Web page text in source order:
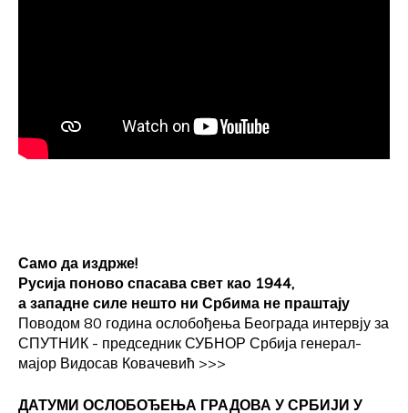
Само да издрже!
Русија поново спасава свет као 1944,
а западне силе нешто ни Србима не праштају
Поводом 80 година ослобођења Београда интервју за
СПУТНИК - председник СУБНОР Србија генерал-
мајор Видосав Ковачевић >>>
ДАТУМИ ОСЛОБОЂЕЊА ГРАДОВА У СРБИЈИ У